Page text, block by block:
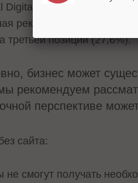
Digital 2022, 31,7%
реклама занимает
третьей позиции (27,6%).
бизнес может
рекомендуем
перспективе
сайта:
не смогут получать